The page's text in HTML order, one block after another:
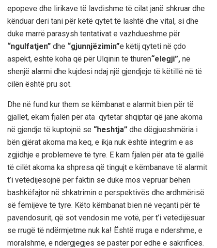
epopeve dhe lirikave të lavdishme të cilat janë shkruar dhe
kënduar deri tani për këtë qytet të lashtë dhe vital, si dhe
duke marrë parasysh tentativat e vazhdueshme për
“ngulfatjen” dhe “gjunnjëzimin”e këtij qyteti në çdo
aspekt, është koha që për Ulqinin të thuren“elegji”, në
shenjë alarmi dhe kujdesi ndaj një gjendjeje të këtillë në të
cilën është pru sot.
Dhe në fund kur them se këmbanat e alarmit bien për të
gjallët, ekam fjalën për ata qytetar shqiptar që janë akoma
në gjendje të kuptojnë se “heshtja” dhe dëgjueshmëria i
bën gjërat akoma ma keq, e ikja nuk është integrim e as
zgjidhje e problemeve të tyre. E kam fjalën për ata të gjallë
të cilët akoma ka shpresa që tingujt e këmbanave të alarmit
t’i vetëdijësojnë për faktin se duke mos vepruar bëhen
bashkëfajtor në shkatrimin e perspektivës dhe ardhmërisë
së fëmijëve të tyre. Këto këmbanat bien në veçanti për të
pavendosurit, që sot vendosin me votë, për t’i vetëdijësuar
se rrugë të ndërmjetme nuk ka! Është rruga e ndershme, e
moralshme, e ndërgjegjes së pastër por edhe e sakrificës.